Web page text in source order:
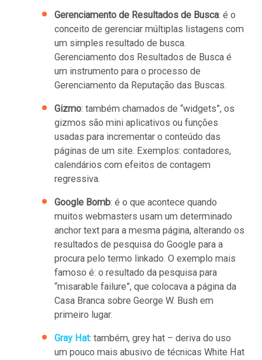
Gerenciamento de Resultados de Busca: é o
conceito de gerenciar múltiplas listagens com
um simples resultado de busca.
Gerenciamento dos Resultados de Busca é
um instrumento para o processo de
Gerenciamento da Reputação das Buscas.
Gizmo: também chamados de “widgets”, os
gizmos são mini aplicativos ou funções
usadas para incrementar o conteúdo das
páginas de um site. Exemplos: contadores,
calendários com efeitos de contagem
regressiva.
Google Bomb: é o que acontece quando
muitos webmasters usam um determinado
anchor text para a mesma página, alterando os
resultados de pesquisa do Google para a
procura pelo termo linkado. O exemplo mais
famoso é: o resultado da pesquisa para
“misarable failure”, que colocava a página da
Casa Branca sobre George W. Bush em
primeiro lugar.
Gray Hat: também, grey hat – deriva do uso
um pouco mais abusivo de técnicas White Hat